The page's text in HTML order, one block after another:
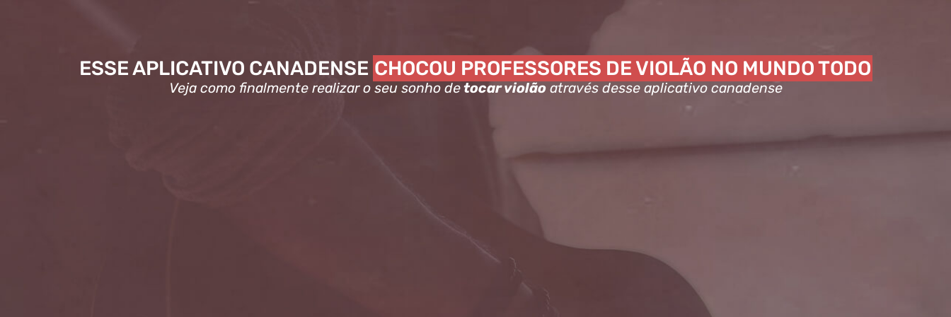
ESSE APLICATIVO CANADENSE CHOCOU PROFESSORES DE VIOLÃO NO MUNDO TODO
Veja como finalmente realizar o seu sonho detocar violãoatravés desse aplicativo canadense